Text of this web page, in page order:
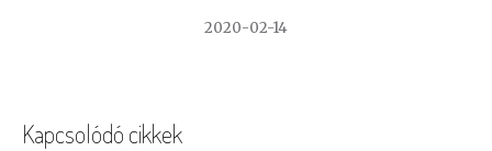
2020-02-14
Kapcsolódó cikkek